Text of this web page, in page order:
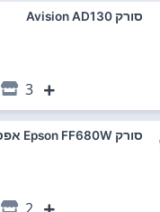
סורק Avision AD130
3
סורק Epson FF680W אפסון